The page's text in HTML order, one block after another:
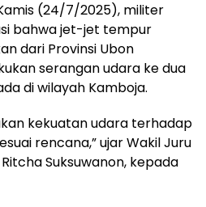
(24/7/2025), militer
bahwa jet-jet tempur
dari Provinsi Ubon
serangan udara ke dua
di wilayah Kamboja.
kekuatan udara terhadap
rencana,” ujar Wakil Juru
Suksuwanon, kepada